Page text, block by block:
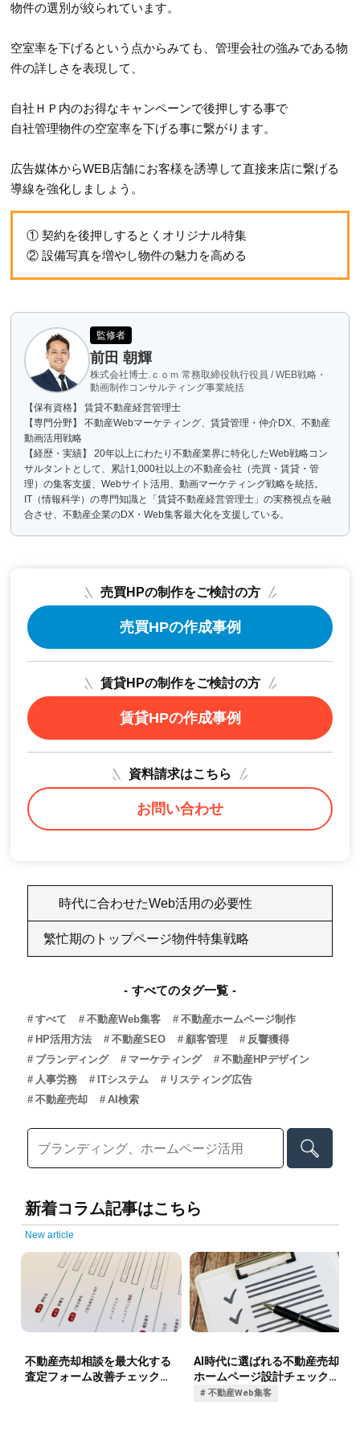
物件の選別が絞られています。
空室率を下げるという点からみても、管理会社の強みである物
件の詳しさを表現して、
自社ＨＰ内のお得なキャンペーンで後押しする事で
自社管理物件の空室率を下げる事に繋がります。
広告媒体からWEB店舗にお客様を誘導して直接来店に繋げる
導線を強化しましょう。
① 契約を後押しするとくオリジナル特集
② 設備写真を増やし物件の魅力を高める
監修者
前田 朝輝
株式会社博士.ｃｏｍ 常務取締役執行役員 / WEB戦略・
動画制作コンサルティング事業統括
【保有資格】 賃貸不動産経営管理士
【専門分野】 不動産Webマーケティング、賃貸管理・仲介DX、不動産
動画活用戦略
【経歴・実績】 20年以上にわたり不動産業界に特化したWeb戦略コン
サルタントとして、累計1,000社以上の不動産会社（売買・賃貸・管
理）の集客支援、Webサイト活用、動画マーケティング戦略を統括。
IT（情報科学）の専門知識と「賃貸不動産経営管理士」の実務視点を融
合させ、不動産企業のDX・Web集客最大化を支援している。
売買HPの制作をご検討の方
売買HPの作成事例
賃貸HPの制作をご検討の方
賃貸HPの作成事例
資料請求はこちら
お問い合わせ
時代に合わせたWeb活用の必要性
繁忙期のトップページ物件特集戦略
すべてのタグ一覧
すべて 不動産Web集客
不動産ホームページ制作
HP活用方法
不動産SEO 顧客管理
反響獲得
ブランディング
マーケティング
不動産HPデザイン
人事労務
ITシステム
リスティング広告
不動産売却
AI検索
新着コラム記事はこちら
New article